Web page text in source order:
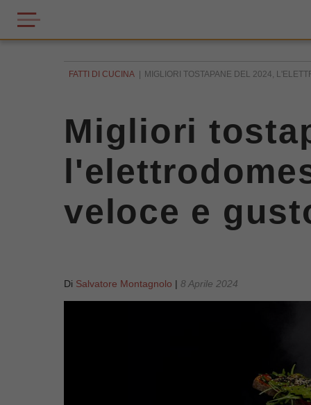
FATTI DI CUCINA MIGLIORI TOSTAPANE DEL 2024,
Migliori
veloce e
Di Salvatore Montagnolo | 8 Aprile 2024